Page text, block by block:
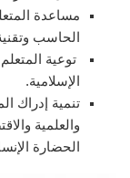
مساعدة
الحاسب
توعية
الإسلامية.
تنمية إدراك
والعلمية
الحضارة